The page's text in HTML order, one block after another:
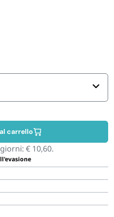
ALIMENTARI
HO.RE.CA
carrello
€ 10,60.